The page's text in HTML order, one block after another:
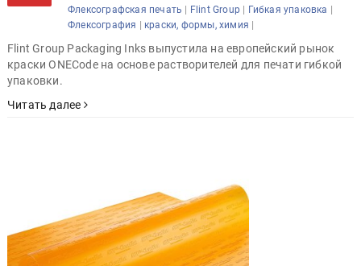
Флексографская печать | Flint Group | Гибкая упаковка |
Флексография | краски, формы, химия |
Flint Group Packaging Inks выпустила на европейский рынок
краски ONECode на основе растворителей для печати гибкой
упаковки.
Читать далее